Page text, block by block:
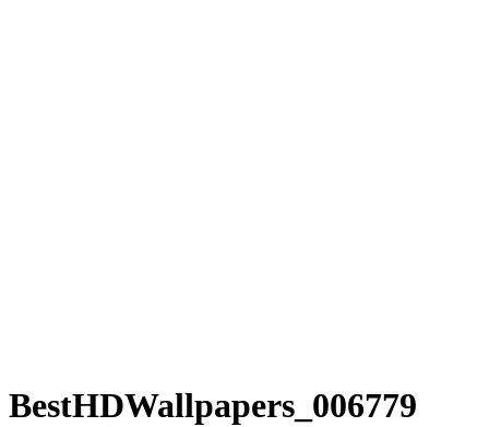
BestHDWallpapers_006779